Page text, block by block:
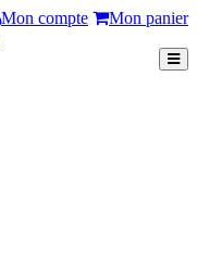
Mon compte
Mon panier